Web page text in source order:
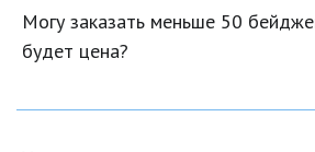
Могу заказать меньше 50
будет цена?